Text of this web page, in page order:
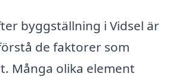
byggställning i Vidsel är
de faktorer som
Många olika element